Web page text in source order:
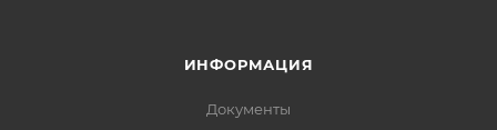
ИНФОРМАЦИЯ
Документы